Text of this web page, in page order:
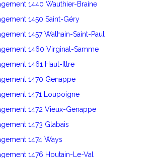
1440 Wauthier-Braine
1450 Saint-Géry
1457 Walhain-Saint-Paul
1460 Virginal-Samme
1461 Haut-Ittre
1470 Genappe
1471 Loupoigne
1472 Vieux-Genappe
1473 Glabais
1474 Ways
1476 Houtain-Le-Val